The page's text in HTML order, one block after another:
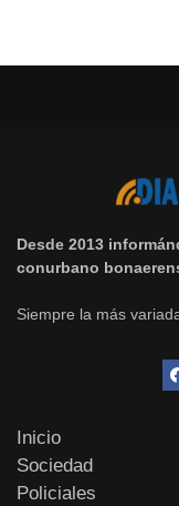
Desde 2013
conurbano
Siempre la más
Inicio
Sociedad
Policiales